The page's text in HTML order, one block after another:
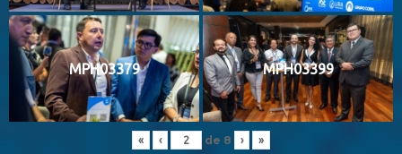
MPH03379 MPH03399
« ‹ de 8 › »